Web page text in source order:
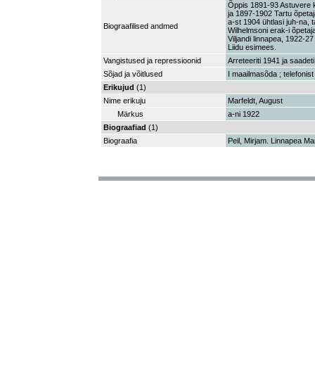
Biograafilised andmed
Õppis 1891-93 Astuvere
ja 1897-1902 Tartu
a-st 1904 ühtlasi juh-na,
Wilhelmsoni erak-i
Viljandi linnapea, 1922-
Liidu esimees.
Vangistused ja repressioonid
Arreteeriti 1941 ja
Sõjad ja võitlused
I maailmasõda ; telefonist
Erikujud (1)
Nime erikuju
Marfeldt, August
Märkus
a-ni 1922
Biograafiad (1)
Biograafia
Peil, Mirjam. Linnapea